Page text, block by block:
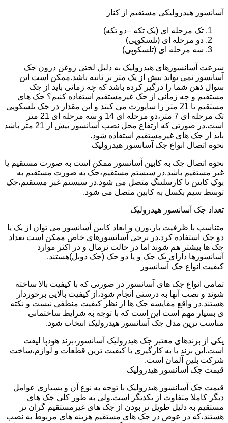
آسانسور هیدرولیکی مستقیم از کنار
تک مرحله ای (یک تکه –دو تکه)
دو مرحله ای (تلسکوپی)
سه مرحله ای (تلسکوپی)
سرعت آسانسورهای هیدرولیک به دلیل لختی روغن درون جک
آسانسور نمی تواند بیش از یک متر بر ثانیه باشد.ممکن است این
سوال ذهن شما را درگیر کرده باشد که چه زمانی باید از جک
مستقیم و چه زمانی از جک غیرمستقیم استفاده کنیم؟ جک های
مستقیم تا 21 متر را ساپورت می کنند و این مقدار در جک تلسکوپی
تک مرحله ای 7 متر،دو مرحله ای 14 و سه مرحله ای 21 متر
است.در صورتی که ارتفاع محل نصب آسانسور بیش از 21 متر باشد
باید از جک های غیرمستقیم استفاده شود.
نحوه اتصال انواع جک آسانسور هیدرولیک
نحوه اتصال جک به کابین آسانسور ممکن است به صورت مستقیم یا
غیر مستقیم باشد.در سیستم مستقیم،جک به صورت مستقیم به
یوک کابین یا کارسلینگ متصل می شود.در سیستم غیر مستقیم،جک
توسط سیم بکسل به کابین متصل می شود.
تعداد جک آسانسور هیدرولیک
متناسب با ظرفیت بار،وزن و ابعاد کابین آسانسور می توان از یک یا
دو جک استفاده کرد.در برخی آسانسورهای خاص ممکن است تعداد
جک ها بیشتر هم شوند اما در حالت نرمال و در اکثر موارد
آسانسورها دارای یک جک و یا دو جک (جک دوبل)هستند.
کیفیت انواع جک آسانسور
تمامی انواع جک های آسانسور در صورتی که با کیفیت بالا ساخته
شوند و نصب آنها به درستی انجام شود،از کیفیت بالایی برخوردار
هستند.در واقع مقایسه جک ها از نظر کیفیت منطقی نیست و نکته
ی بسیار مهم است این است که با توجه به شرایط ساختمانی
مناسب ترین مدل جک آسانسور هیدرولیک انتخاب شود.
یکی از برندهای معتبر جک هیدرولیک آسانسور،برند هودپا لیفت
است.این برند با به کارگیری با کیفیت ترین قطعات و لوازم،ساخت
شرکت بلین آلمان است.
قیمت جک آسانسور هیدرولیک
قیمت جک آسانسور هیدرولیک با توجه به نوع آن و بسیاری عوامل
دیگر کاملا متفاوت از یکدیگر است.ولی به طور کلی جک های
مستقیم به دلیل طویل تر بودن از جک های غیرمستقیم گران تر
هستند،که در عوض در جک های مستقیم هزینه های مربوط به نصب